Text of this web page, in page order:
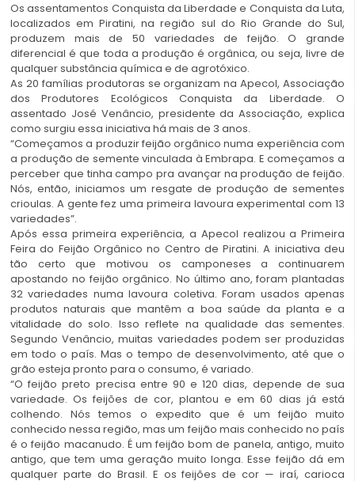
Os assentamentos Conquista da Liberdade e Conquista da Luta,
localizados em Piratini, na região sul do Rio Grande do Sul,
produzem mais de 50 variedades de feijão. O grande
diferencial é que toda a produção é orgânica, ou seja, livre de
qualquer substância química e de agrotóxico.
As 20 famílias produtoras se organizam na Apecol, Associação
dos Produtores Ecológicos Conquista da Liberdade. O
assentado José Venâncio, presidente da Associação, explica
como surgiu essa iniciativa há mais de 3 anos.
“Começamos a produzir feijão orgânico numa experiência com
a produção de semente vinculada à Embrapa. E começamos a
perceber que tinha campo pra avançar na produção de feijão.
Nós, então, iniciamos um resgate de produção de sementes
crioulas. A gente fez uma primeira lavoura experimental com 13
variedades”.
Após essa primeira experiência, a Apecol realizou a Primeira
Feira do Feijão Orgânico no Centro de Piratini. A iniciativa deu
tão certo que motivou os camponeses a continuarem
apostando no feijão orgânico. No último ano, foram plantadas
32 variedades numa lavoura coletiva. Foram usados apenas
produtos naturais que mantêm a boa saúde da planta e a
vitalidade do solo. Isso reflete na qualidade das sementes.
Segundo Venâncio, muitas variedades podem ser produzidas
em todo o país. Mas o tempo de desenvolvimento, até que o
grão esteja pronto para o consumo, é variado.
“O feijão preto precisa entre 90 e 120 dias, depende de sua
variedade. Os feijões de cor, plantou e em 60 dias já está
colhendo. Nós temos o expedito que é um feijão muito
conhecido nessa região, mas um feijão mais conhecido no país
é o feijão macanudo. É um feijão bom de panela, antigo, muito
antigo, que tem uma geração muito longa. Esse feijão dá em
qualquer parte do Brasil. E os feijões de cor — iraí, carioca